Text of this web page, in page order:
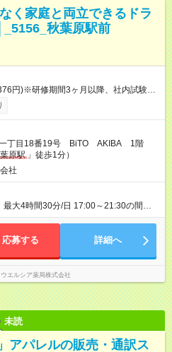
く家庭と両立できるドラ
秋葉原駅前
円)※研修期間3ヶ月以降、社内試験に
験合格後、時給＋50～100円の昇給あ
態、給与は本採用時と同じです。
一丁目18番19号 BiTO AKIBA 1階
原駅 」徒歩1分）
社
大4時間30分/日 17:00～21:30の間で1
4日の勤務 ※勤務曜日応相談 ☆未経
応募する 詳細へ
ウエルシア薬局株式会社
未読
アパレルの販売・通訳ス